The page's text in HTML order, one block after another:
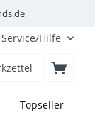
Service/Hilfe
Topseller